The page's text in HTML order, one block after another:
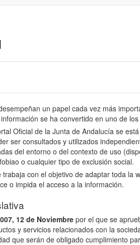
un papel cada vez más
se ha convertido en uno de
Oficial de la Junta de Andalucía se
ser consultados y utilizados
del entorno o del contexto de uso
o cualquier tipo de exclusión social.
trabaja con el objetivo de adaptar toda la
o impida el acceso a la información.
12 de Noviembre por el que se
y servicios relacionados con la
que serán de obligado cumplimiento